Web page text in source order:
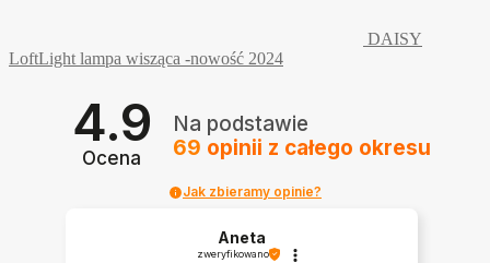
DAISY
LoftLight lampa wisząca -nowość 2024
4.9
Ocena
Na podstawie
69 opinii z całego okresu
Jak zbieramy opinie?
Aneta
zweryfikowano